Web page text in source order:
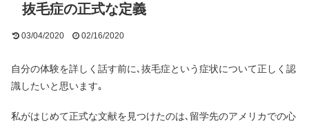
抜毛症の正式な定義
03/04/2020 02/16/2020
自分の体験を詳しく話す前に､抜毛症という症状について正しく認
識したいと思います｡
私がはじめて正式な文献を見つけたのは､留学先のアメリカでの心